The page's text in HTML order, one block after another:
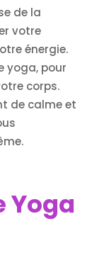
de la
votre
énergie.
yoga, pour
corps.
de calme et
Yoga